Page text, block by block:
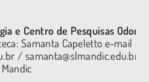
e Centro de Pesquisas
Samanta Capeletto e-mail
/ samanta@slmandic.edu.br